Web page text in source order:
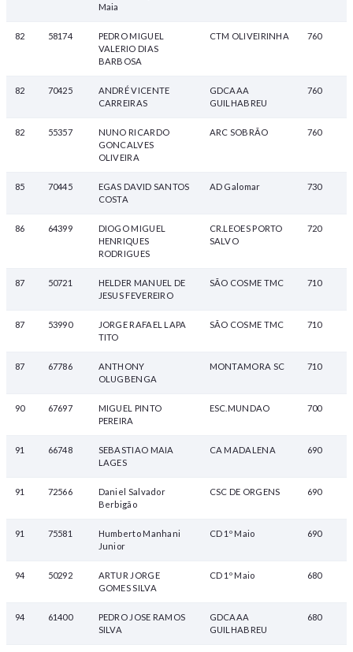
Maia
82 58174
PEDRO MIGUEL
VALERIO DIAS
BARBOSA
CTM OLIVEIRINHA 760
82 70425
ANDRÉ VICENTE
CARREIRAS
GDCAAA
GUILHABREU
760
82 55357
NUNO RICARDO
GONCALVES
OLIVEIRA
ARC SOBRÃO 760
85 70445
EGAS DAVID SANTOS
COSTA
AD Galomar 730
86 64399
DIOGO MIGUEL
HENRIQUES
RODRIGUES
CR.LEOES PORTO
SALVO
720
87 50721
HELDER MANUEL DE
JESUS FEVEREIRO
SÃO COSME TMC 710
87 53990
JORGE RAFAEL LAPA
TITO
SÃO COSME TMC 710
87 67786
ANTHONY
OLUGBENGA
MONTAMORA SC 710
90 67697
MIGUEL PINTO
PEREIRA
ESC.MUNDAO 700
91 66748
SEBASTIAO MAIA
LAGES
CA MADALENA 690
91 72566
Daniel Salvador
Berbigão
CSC DE ORGENS 690
91 75581
Humberto Manhani
Junior
CD 1º Maio 690
94 50292
ARTUR JORGE
GOMES SILVA
CD 1º Maio 680
94 61400
PEDRO JOSE RAMOS
SILVA
GDCAAA
GUILHABREU
680